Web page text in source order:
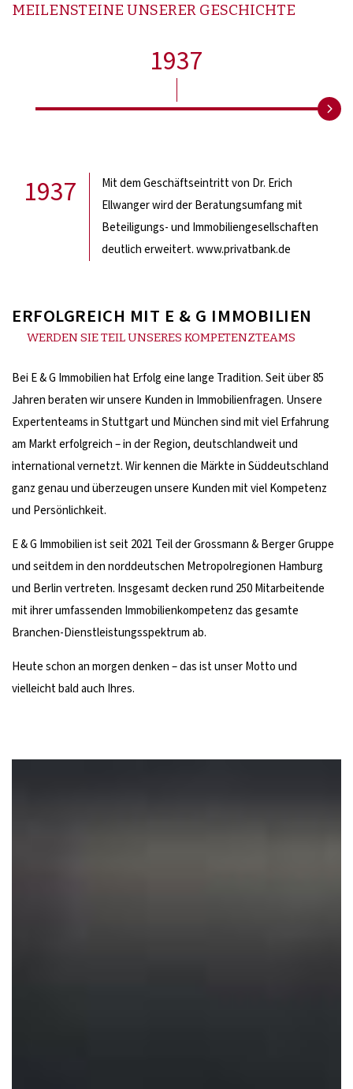
MEILENSTEINE UNSERER GESCHICHTE
1937
1937
Mit dem Geschäftseintritt von Dr. Erich
Ellwanger wird der Beratungsumfang mit
Beteiligungs- und Immobiliengesellschaften
deutlich erweitert. www.privatbank.de
ERFOLGREICH MIT E & G IMMOBILIEN
WERDEN SIE TEIL UNSERES KOMPETENZTEAMS
Bei E & G Immobilien hat Erfolg eine lange Tradition. Seit über 85
Jahren beraten wir unsere Kunden in Immobilienfragen. Unsere
Expertenteams in Stuttgart und München sind mit viel Erfahrung
am Markt erfolgreich – in der Region, deutschlandweit und
international vernetzt. Wir kennen die Märkte in Süddeutschland
ganz genau und überzeugen unsere Kunden mit viel Kompetenz
und Persönlichkeit.
E & G Immobilien ist seit 2021 Teil der Grossmann & Berger Gruppe
und seitdem in den norddeutschen Metropolregionen Hamburg
und Berlin vertreten. Insgesamt decken rund 250 Mitarbeitende
mit ihrer umfassenden Immobilienkompetenz das gesamte
Branchen-Dienstleistungsspektrum ab.
Heute schon an morgen denken – das ist unser Motto und
vielleicht bald auch Ihres.